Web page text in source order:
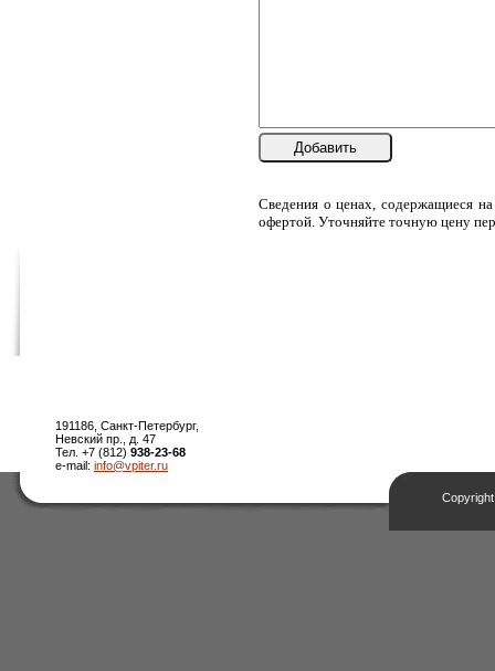
Добавить
Сведения о ценах, содержащиеся
офертой. Уточняйте точную цену
191186, Санкт-Петербург,
Невский пр., д. 47
Тел. +7 (812) 938-23-68
e-mail: info@vpiter.ru